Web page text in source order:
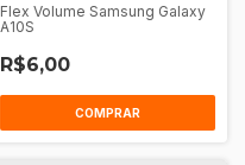
Flex Volume Samsung Galaxy
A10S
R$6,00